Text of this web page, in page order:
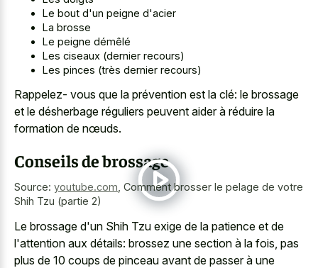
Le bout d'un peigne d'acier
La brosse
Le peigne démêlé
Les ciseaux (dernier recours)
Les pinces (très dernier recours)
Rappelez- vous que la prévention est la clé: le brossage
et le désherbage réguliers peuvent aider à réduire la
formation de nœuds.
Conseils de brossage
Source: youtube.com Comment brosser le pelage de votre
Shih Tzu (partie 2)
Le brossage d'un Shih Tzu exige de la patience et de
l'attention aux détails: brossez une section à la fois, pas
plus de 10 coups de pinceau avant de passer à une